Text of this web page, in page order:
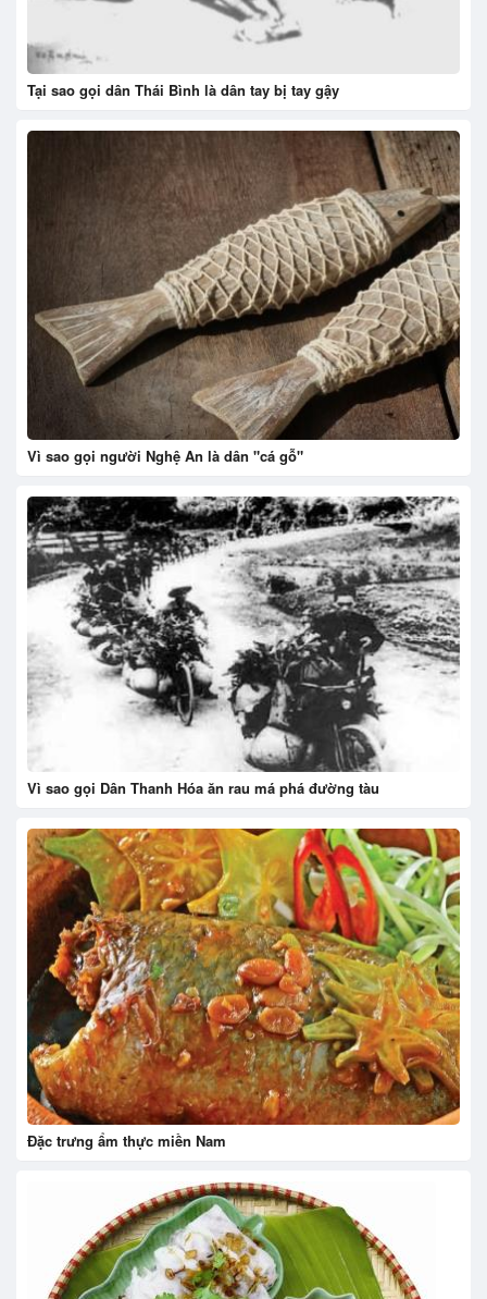
Tại sao gọi dân Thái Bình là dân tay bị tay gậy
Vì sao gọi người Nghệ An là dân "cá gỗ"
Vì sao gọi Dân Thanh Hóa ăn rau má phá đường tàu
Đặc trưng ẩm thực miền Nam